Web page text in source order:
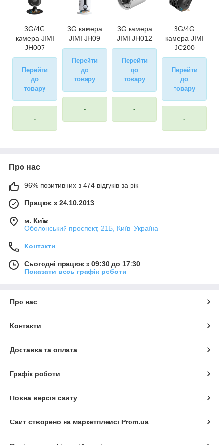
3G/4G
камера JIMI
JH007
Перейти
до
товару
-
3G камера
JIMI JH09
Перейти
до
товару
-
3G камера
JIMI JH012
Перейти
до
товару
-
3G/4G
камера JIMI
JC200
Перейти
до
товару
-
Про нас
96% позитивних з 474 відгуків за рік
Працює з 24.10.2013
м. Київ
Оболонський проспект, 21Б, Київ, Україна
Контакти
Сьогодні працює з 09:30 до 17:30
Показати весь графік роботи
Про нас
Контакти
Доставка та оплата
Графік роботи
Повна версія сайту
Сайт створено на маркетплейсі Prom.ua